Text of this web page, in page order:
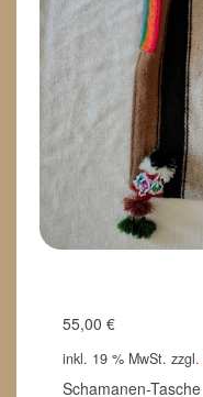
55,00 €
inkl. 19 % MwSt. zzgl.
Schamanen-Tasche